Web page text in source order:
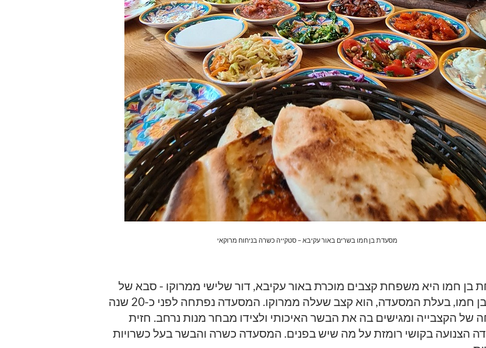
מסעדת בן חמו בשרים באור עקיבא – סטקייה כשרה בניחוח מרוקאי
בן חמו היא משפחת קצבים מוכרת באור עקיבא, דור שלישי ממרוקו - סבא של
לימור בן חמו, בעלת המסעדה, הוא קצב שעלה ממרוקו. המסעדה נפתחה לפני כ-20 שנה
של הקצבייה ומגישים בה את הבשר האיכותי ולצידו מבחר מנות נרחב. חזית
הצנועה בקושי רומזת על מה שיש בפנים. המסעדה כשרה והבשר בעל כשרויות